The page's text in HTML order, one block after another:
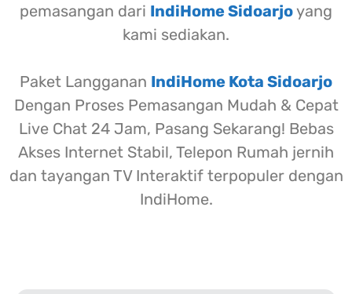
pemasangan dari IndiHome Sidoarjoyang
kami sediakan.
Paket Langganan IndiHome Kota Sidoarjo
Dengan Proses Pemasangan Mudah & Cepat
Live Chat 24 Jam, Pasang Sekarang! Bebas
Akses Internet Stabil, Telepon Rumah jernih
dan tayangan TV Interaktif terpopuler dengan
IndiHome.